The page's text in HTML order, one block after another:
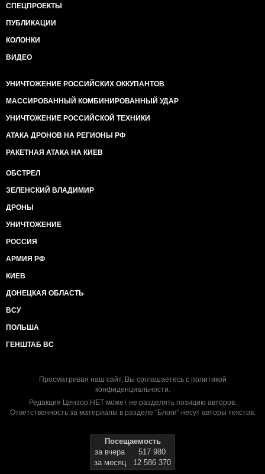
СПЕЦПРОЕКТЫ
ПУБЛИКАЦИИ
КОЛОНКИ
ВИДЕО
УНИЧТОЖЕНИЕ РОССИЙСКИХ ОККУПАНТОВ
МАССИРОВАННЫЙ КОМБИНИРОВАННЫЙ УДАР
УНИЧТОЖЕНИЕ РОССИЙСКОЙ ТЕХНИКИ
АТАКА ДРОНОВ НА РЕГИОНЫ РФ
РАКЕТНАЯ АТАКА НА КИЕВ
ОБСТРЕЛ
ЗЕЛЕНСКИЙ ВЛАДИМИР
ДРОНЫ
УНИЧТОЖЕНИЕ
РОССИЯ
АРМИЯ РФ
КИЕВ
ДОНЕЦКАЯ ОБЛАСТЬ
ВСУ
ПОЛЬША
ГЕНШТАБ ВС
Просматривая наш сайт, Вы соглашаетесь с политикой
конфиденциальности.
Редакция Цензор.НЕТ может не разделять позицию авторов.
Ответственность за материалы в разделе "Блоги" несут авторы текстов.
Посещаемость
за вчера
517 980
за месяц
12 586 370